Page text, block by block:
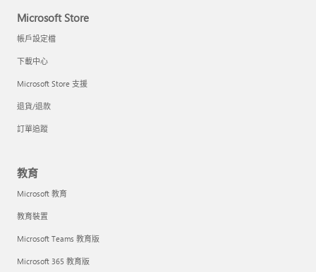
Microsoft Store
帳戶設定檔
下載中心
Microsoft Store 支援
退貨/退款
訂單追蹤
教育
Microsoft 教育
教育裝置
Microsoft Teams 教育版
Microsoft 365 教育版